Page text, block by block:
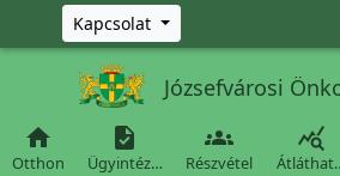
Ugrás a fő tartalomra
Kapcsolat
Józsefvárosi

Otthon

Ügyintéz…

Részvétel
